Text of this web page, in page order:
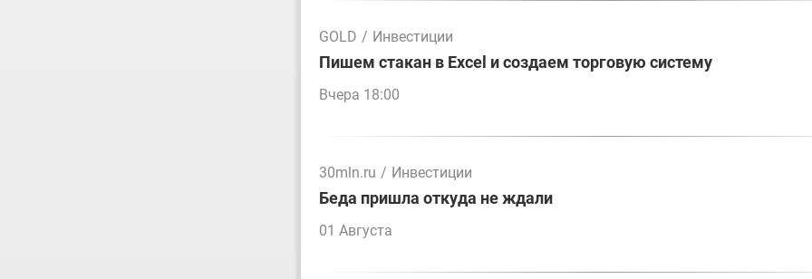
GOLD / Инвестиции
Пишем стакан в Excel и создаем торговую систему
Вчера 18:00
30mln.ru / Инвестиции
Беда пришла откуда не ждали
01 Августа